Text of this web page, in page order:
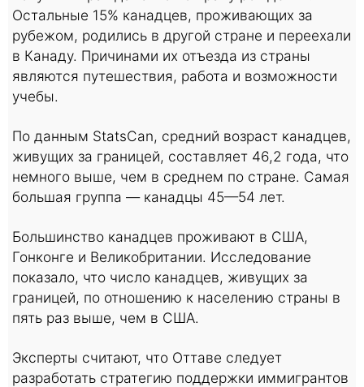
Остальные 15% канадцев, проживающих за
рубежом, родились в другой стране и переехали
в Канаду. Причинами их отъезда из страны
являются путешествия, работа и возможности
учебы.
По данным StatsCan, средний возраст канадцев,
живущих за границей, составляет 46,2 года, что
немного выше, чем в среднем по стране. Самая
большая группа — канадцы 45—54 лет.
Большинство канадцев проживают в США,
Гонконге и Великобритании. Исследование
показало, что число канадцев, живущих за
границей, по отношению к населению страны в
пять раз выше, чем в США.
Эксперты считают, что Оттаве следует
разработать стратегию поддержки иммигрантов